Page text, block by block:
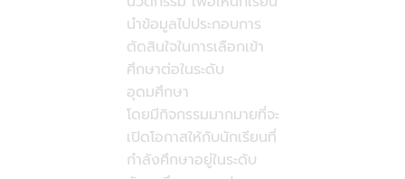
นำข้อมูลไปประกอบการ
ตัดสินใจในการเลือกเข้า
ศึกษาต่อในระดับ
อุดมศึกษา
โดยมีกิจกรรมมากมายที่จะ
เปิดโอกาสให้กับนักเรียนที่
กำลังศึกษาอยู่ในระดับ